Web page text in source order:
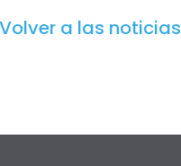
Volver a las noticias